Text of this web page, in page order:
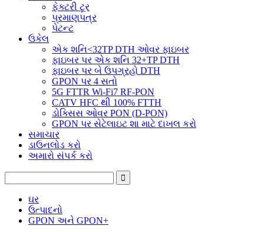
ફેક્ટરી ટૂર
પ્રમાણપત્ર
પેટન્ટ
ઉકેલ
એક શનિ<32TP DTH ઓવર ફાઇબર
ફાઇબર પર એક શનિ 32+TP DTH
ફાઇબર પર બે ઉપગ્રહો DTH
GPON પર 4 સતો
5G FTTR Wi-Fi7 RF-PON
CATV HFC થી 100% FTTH
ડોક્સિસ ઓવર PON (D-PON)
GPON પર સેટેલાઇટ શા માટે દાખલ કરો
સમાચાર
ડાઉનલોડ કરો
અમારો સંપર્ક કરો
ઘર
ઉત્પાદનો
GPON અને GPON+